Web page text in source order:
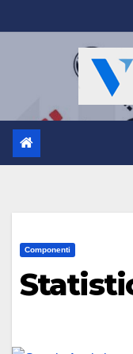
al
Componenti